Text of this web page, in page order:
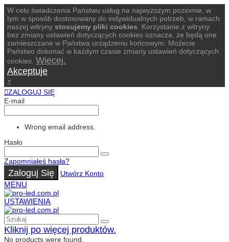
W celu świadczenia Państwu usług na najwyższym poziomie, w
tym w sposób dostosowany do indywidualnych potrzeb, w ramach
naszej witryny stosujemy pliki cookies . Korzystanie z witryny
bez zmiany ustawień dotyczących cookies oznacza, że będą one
zamieszczane w Państwa urządzeniu końcowym. Możecie
Państwo dokonać w każdym czasie zmiany ustawień dotyczących
cookies. Wiecej.
Akceptuje
×
ZALOGUJ SIĘ
E-mail
Wrong email address.
Hasło
Zapomniałeś hasła?
Zaloguj Się Utwórz Konto
MENU
USTAWIENIA
Kliknij po więcej produktów.
No products were found.